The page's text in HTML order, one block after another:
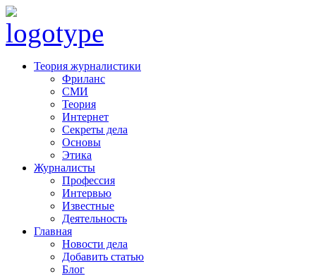
Теория журналистики
Фриланс
СМИ
Теория
Интернет
Секреты дела
Основы
Этика
Журналисты
Профессия
Интервью
Известные
Деятельность
Главная
Новости дела
Добавить статью
Блог